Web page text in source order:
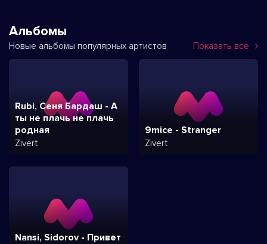
Альбомы
Новые альбомы популярных артистов Показать все
Rubi, Сеня Бардаш - А
ты не плачь не плачь
родная
Zivert
9mice - Stranger
Zivert
Nansi, Sidorov - Привет